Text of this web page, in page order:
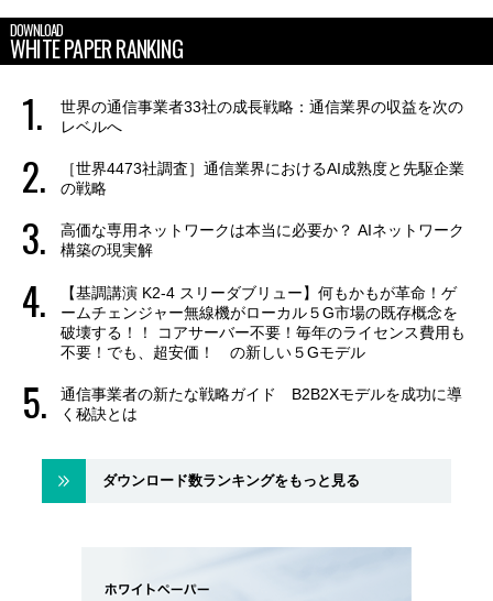
DOWNLOAD
WHITE PAPER RANKING
世界の通信事業者33社の成長戦略：通信業界の収益を次の
レベルへ
［世界4473社調査］通信業界におけるAI成熟度と先駆企業
の戦略
高価な専用ネットワークは本当に必要か？ AIネットワーク
構築の現実解
【基調講演 K2-4 スリーダブリュー】何もかもが革命！ゲ
ームチェンジャー無線機がローカル５G市場の既存概念を
破壊する！！ コアサーバー不要！毎年のライセンス費用も
不要！でも、超安価！ の新しい５Gモデル
通信事業者の新たな戦略ガイド B2B2Xモデルを成功に導
く秘訣とは
ダウンロード数ランキングをもっと見る